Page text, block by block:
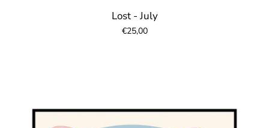
Lost - July
€25,00